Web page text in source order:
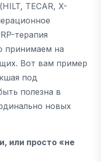
TECAR, X-
терапия
принимаем на
Вот вам пример
под
полезна в
новых
или просто «не